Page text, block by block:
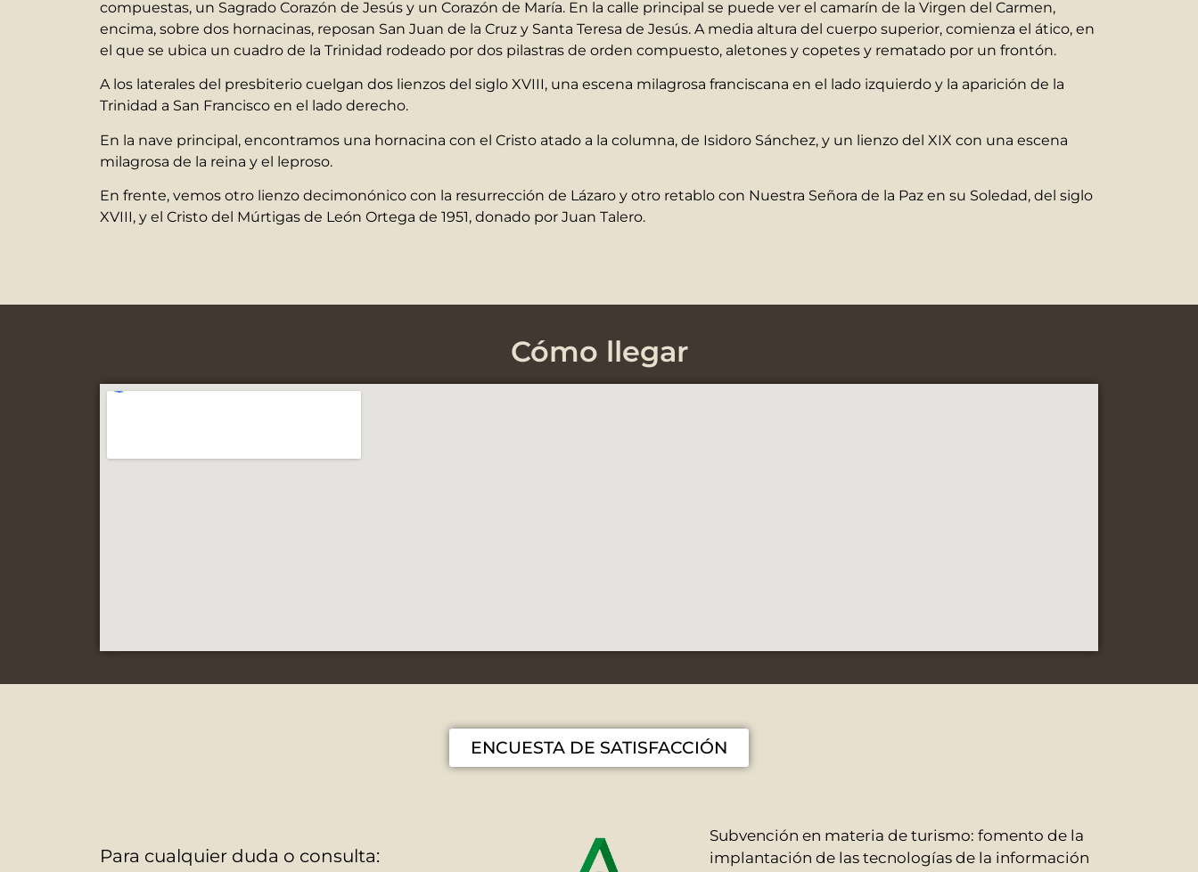
compuestas, un Sagrado Corazón de Jesús y un Corazón de María. En la calle principal se puede ver el camarín de la Virgen del Carmen,
encima, sobre dos hornacinas, reposan San Juan de la Cruz y Santa Teresa de Jesús. A media altura del cuerpo superior, comienza el ático, en
el que se ubica un cuadro de la Trinidad rodeado por dos pilastras de orden compuesto, aletones y copetes y rematado por un frontón.
A los laterales del presbiterio cuelgan dos lienzos del siglo XVIII, una escena milagrosa franciscana en el lado izquierdo y la aparición de la
Trinidad a San Francisco en el lado derecho.
En la nave principal, encontramos una hornacina con el Cristo atado a la columna, de Isidoro Sánchez, y un lienzo del XIX con una escena
milagrosa de la reina y el leproso.
En frente, vemos otro lienzo decimonónico con la resurrección de Lázaro y otro retablo con Nuestra Señora de la Paz en su Soledad, del siglo
XVIII, y el Cristo del Múrtigas de León Ortega de 1951, donado por Juan Talero.
Cómo llegar
ENCUESTA DE SATISFACCIÓN
Para cualquier duda o consulta:
Subvención en materia de turismo: fomento de la
implantación de las tecnologías de la información